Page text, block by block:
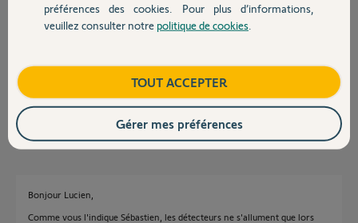
Contact
C'est normal qu'ils ne s'éclairent pas, la led ne s'eclaire que pour les test
mais pas fonctionnement normal afin d'économiser les piles.
Sébastien L. il y a plus de 11 ans
Bonjour Lucien,
Comme vous l'indique Sébastien, les détecteurs ne s'allument que lors
préférences des cookies. Pour plus d’informations,
veuillez consulter notre politique de cookies
TOUT ACCEPTER
Gérer mes préférences